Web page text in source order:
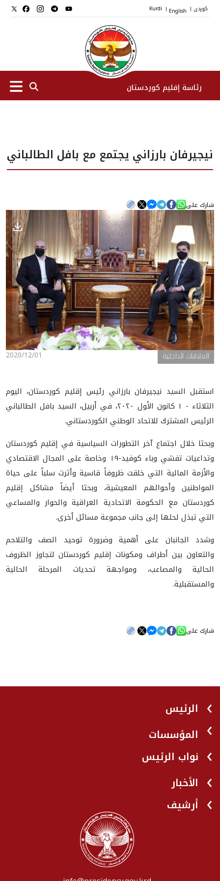
کوردی |
English
|
Kurdi
رئاسة إقليم كوردستان
نواب الرئيس
المؤسسات
الأخبار
المعرض
نيجيرفان بارزاني يجتمع مع بافل الطالباني
شارك على
2020/12/01 العلاقات الداخلية
استقبل السيد نيجيرفان بارزاني رئيس إقليم كوردستان، اليوم
الثلاثاء - ١ كانون الأول ٢٠٢٠، في أربيل، السيد بافل الطالباني
الرئيس المشترك للاتحاد الوطني الكوردستاني.
وبحثا خلال اجتماع آخر التطورات السياسية في إقليم كوردستان
وتداعيات تفشي وباء كوفيد-١٩ وخاصة على المجال الاقتصادي
والأزمة المالية التي خلقت ظروفاً قاسية وأثرت سلباً على حياة
المواطنين وأحوالهم المعيشية، وبحثا أيضاً مشاكل إقليم
كوردستان مع الحكومة الاتحادية العراقية والحوار والمساعي
التي تبذل لحلها إلى جانب مجموعة مسائل أخرى.
وشدد الجانبان على أهمية وضرورة توحيد الصف والتلاحم
والتعاون بين أطراف ومكونات إقليم كوردستان لتجاوز الظروف
الحالية والمصاعب، ومواجهة تحديات المرحلة الحالية
والمستقبلية.
شارك على
الرئيس
المؤسسات
نواب الرئيس
الأخبار
أرشيف